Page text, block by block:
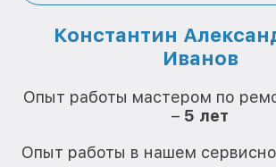
Константин
Иванов
Опыт работы мастером по
– 5 лет
Опыт работы в нашем